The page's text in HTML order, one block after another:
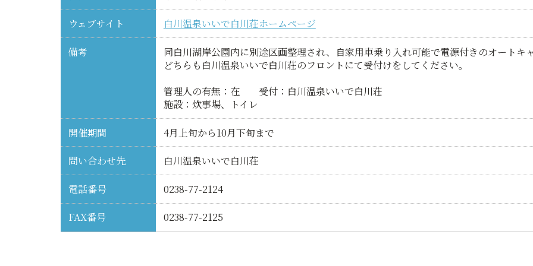
ウェブサイト 白川温泉いいで白川荘ホームページ
備考
同白川湖岸公園内に別途区画整理され、自家用車乗り入れ可能で電源付きのオートキ
どちらも白川温泉いいで白川荘のフロントにて受付けをしてください。
管理人の有無：在 受付：白川温泉いいで白川荘
施設：炊事場、トイレ
開催期間 4月上旬から10月下旬まで
問い合わせ先 白川温泉いいで白川荘
電話番号 0238-77-2124
FAX番号 0238-77-2125